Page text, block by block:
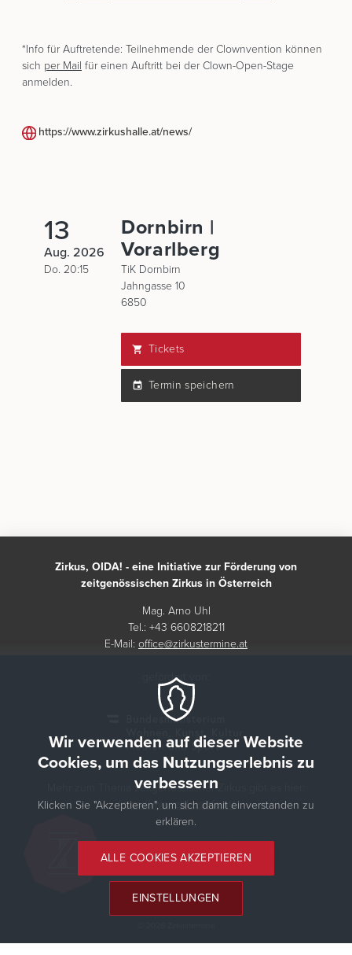
*Info für Auftretende: Teilnehmende der Clownvention können
sich per Mail für einen Auftritt bei der Clown-Open-Stage
anmelden.
https://www.zirkushalle.at/news/
13
Aug. 2026
Do. 20:15
Dornbirn |
Vorarlberg
TiK Dornbirn
Jahngasse 10
6850
Tickets
Termin speichern
Zirkus, OIDA! - eine Initiative zur Förderung von
zeitgenössischen Zirkus in Österreich
Mag. Arno Uhl
Tel.: +43 6608218211
E-Mail: office@zirkustermine.at
gefördert von:
Mehr zum Thema zeitgenössischer Zirkus gibt es hier:
https://www.zirkusinfo.at/
Wir verwenden auf dieser Website
Cookies, um das Nutzungserlebnis zu
verbessern
Klicken Sie "Akzeptieren", um sich damit einverstanden zu
erklären.
ALLE COOKIES AKZEPTIEREN
EINSTELLUNGEN